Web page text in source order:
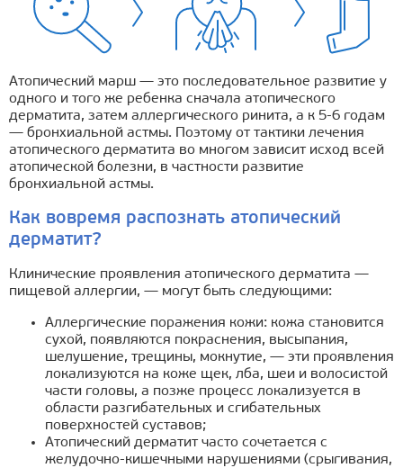
Атопический марш — это последовательное развитие у
одного и того же ребенка сначала атопического
дерматита, затем аллергического ринита, а к 5-6 годам
— бронхиальной астмы. Поэтому от тактики лечения
атопического дерматита во многом зависит исход всей
атопической болезни, в частности развитие
бронхиальной астмы.
Как вовремя распознать атопический
дерматит?
Клинические проявления атопического дерматита —
пищевой аллергии, — могут быть следующими:
Аллергические поражения кожи: кожа становится
сухой, появляются покраснения, высыпания,
шелушение, трещины, мокнутие, — эти проявления
локализуются на коже щек, лба, шеи и волосистой
части головы, а позже процесс локализуется в
области разгибательных и сгибательных
поверхностей суставов;
Атопический дерматит часто сочетается с
желудочно-кишечными нарушениями (срыгивания,